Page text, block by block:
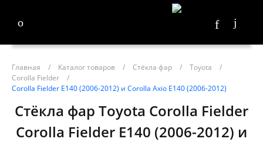
Главная / Каталог товаров / Стёкла фар / Toyota
/
Corolla Fielder
/
Corolla Fielder E140 (2006-2012) и Corolla Axio E140 (2006-2012)
Стёкла фар Toyota Corolla Fielder
Corolla Fielder E140 (2006-2012) и